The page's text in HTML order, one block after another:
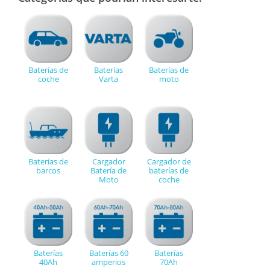
Baterías de
coche
Baterías
Varta
Baterías de
moto
Baterías de
barcos
Cargador
Batería de
Moto
Cargador de
baterías de
coche
Baterías
40Ah
Baterías 60
amperios
Baterías
70Ah